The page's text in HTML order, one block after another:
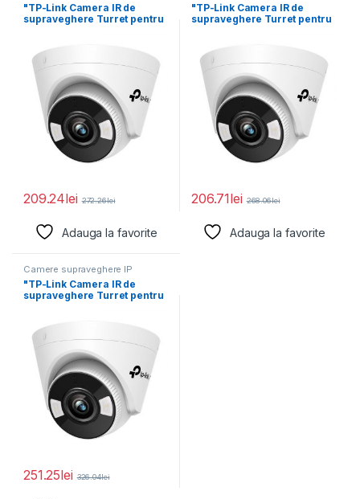
"TP-Link Camera IR de
supraveghere Turret pentru
209.24lei 272.26lei
Adauga la favorite
"TP-Link Camera IR de
supraveghere Turret pentru
206.71lei 268.06lei
Adauga la favorite
Camere supraveghere IP
"TP-Link Camera IR de
supraveghere Turret pentru
251.25lei 326.04lei